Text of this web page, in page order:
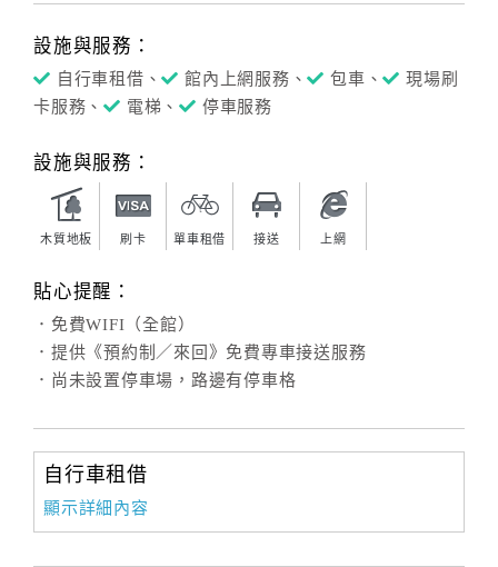
設施與服務：
自行車租借、 館內上網服務、 包車、
現場刷
卡服務、
電梯、 停車服務
設施與服務：
木質地板 刷卡 單車租借 接送 上網
貼心提醒：
．免費WIFI（全館）
．提供《預約制／來回》免費專車接送服務
．尚未設置停車場，路邊有停車格
自行車租借
顯示詳細內容